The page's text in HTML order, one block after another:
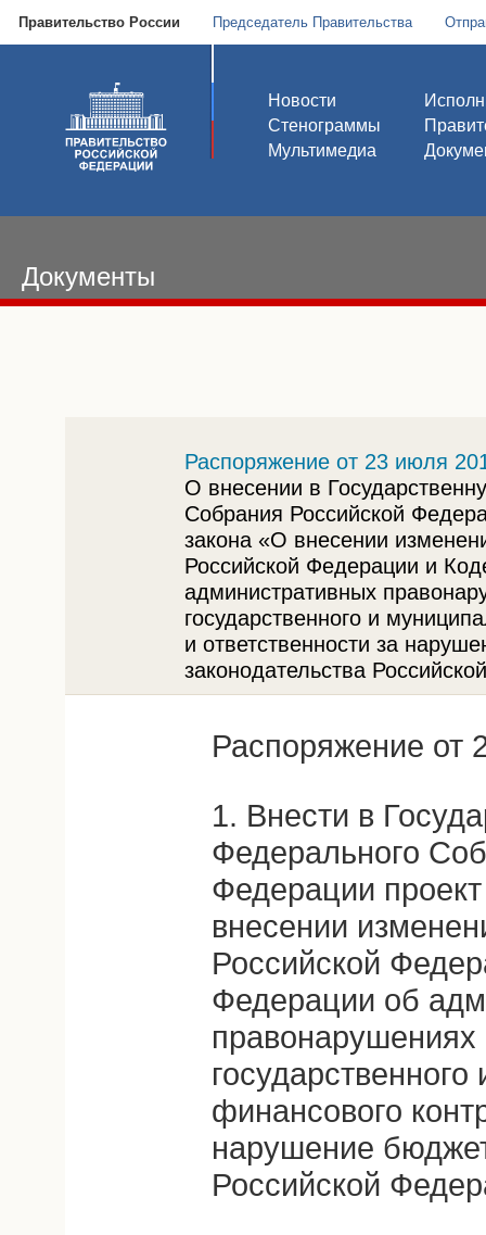
Правительство России Председатель Правительства
Новости
Стенограммы
Мультимедиа
Документы
Распоряжение от 23 июля
О внесении в
Собрания Российской
закона «О внесении
Российской Федерации и
административных
государственного и
и ответственности за
законодательства
Распоряжение от
1. Внести в
Федерального
Федерации
внесении
Российской
Федерации об
правонарушениях
финансового
нарушение
Российской